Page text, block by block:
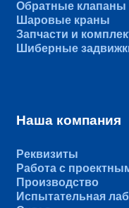
Обратные клапаны
Шаровые краны
Запчасти и
Шиберные
Наша компания
Реквизиты
Работа с
Производство
Испытательная